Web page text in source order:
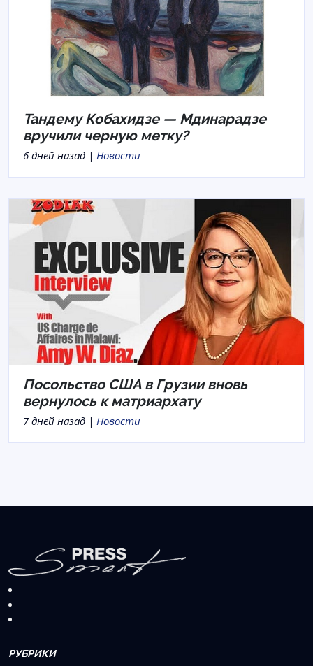
Тандему Кобахидзе — Мдинарадзе
вручили черную метку?
6 дней назад | Новости
Посольство США в Грузии вновь
вернулось к матриархату
7 дней назад | Новости
РУБРИКИ